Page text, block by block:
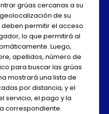
grúas cercanas a su
de su
deben permitir el acceso
lo que permitirá al
Luego,
apellidos, número de
para buscar las grúas
mostrará una lista de
por distancia, y el
servicio, el pago y la
correspondiente.